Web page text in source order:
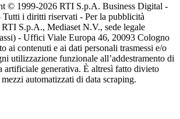
© 1999-2026 RTI S.p.A. Business Digital -
Tutti i diritti riservati - Per la pubblicità
S.p.A., Mediaset N.V., sede legale
- Uffici Viale Europa 46, 20093 Cologno
ai contenuti e ai dati personali trasmessi e/o
utilizzazione funzionale all’addestramento di
artificiale generativa. È altresì fatto divieto
automatizzati di data scraping.